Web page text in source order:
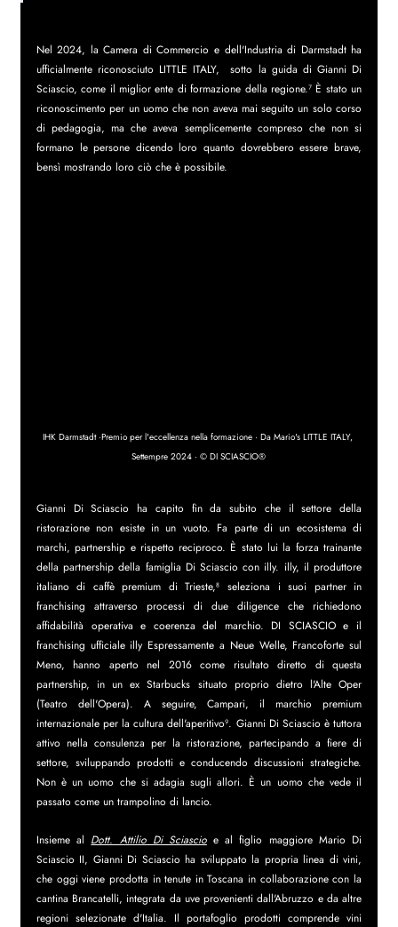
Nel 2024, la Camera di Commercio e dell'Industria di Darmstadt ha
ufficialmente riconosciuto LITTLE ITALY,  sotto la guida di Gianni Di
Sciascio, come il miglior ente di formazione della regione.⁷ È stato un
riconoscimento per un uomo che non aveva mai seguito un solo corso
di pedagogia, ma che aveva semplicemente compreso che non si
formano le persone dicendo loro quanto dovrebbero essere brave,
bensì mostrando loro ciò che è possibile.
IHK Darmstadt ·Premio per l'eccellenza nella formazione · Da Mario's LITTLE ITALY,
Settempre 2024 · © DI SCIASCIO®
Gianni Di Sciascio ha capito fin da subito che il settore della
ristorazione non esiste in un vuoto. Fa parte di un ecosistema di
marchi, partnership e rispetto reciproco. È stato lui la forza trainante
della partnership della famiglia Di Sciascio con illy. illy, il produttore
italiano di caffè premium di Trieste,⁸ seleziona i suoi partner in
franchising attraverso processi di due diligence che richiedono
affidabilità operativa e coerenza del marchio. DI SCIASCIO e il
franchising ufficiale illy Espressamente a Neue Welle, Francoforte sul
Meno, hanno aperto nel 2016 come risultato diretto di questa
partnership, in un ex Starbucks situato proprio dietro l'Alte Oper
(Teatro dell'Opera). A seguire, Campari, il marchio premium
internazionale per la cultura dell'aperitivo⁹. Gianni Di Sciascio è tuttora
attivo nella consulenza per la ristorazione, partecipando a fiere di
settore, sviluppando prodotti e conducendo discussioni strategiche.
Non è un uomo che si adagia sugli allori. È un uomo che vede il
passato come un trampolino di lancio.
Insieme al Dott. Attilio Di Sciascio e al figlio maggiore Mario Di
Sciascio II, Gianni Di Sciascio ha sviluppato la propria linea di vini,
che oggi viene prodotta in tenute in Toscana in collaborazione con la
cantina Brancatelli, integrata da uve provenienti dall'Abruzzo e da altre
regioni selezionate d'Italia. Il portafoglio prodotti comprende vini